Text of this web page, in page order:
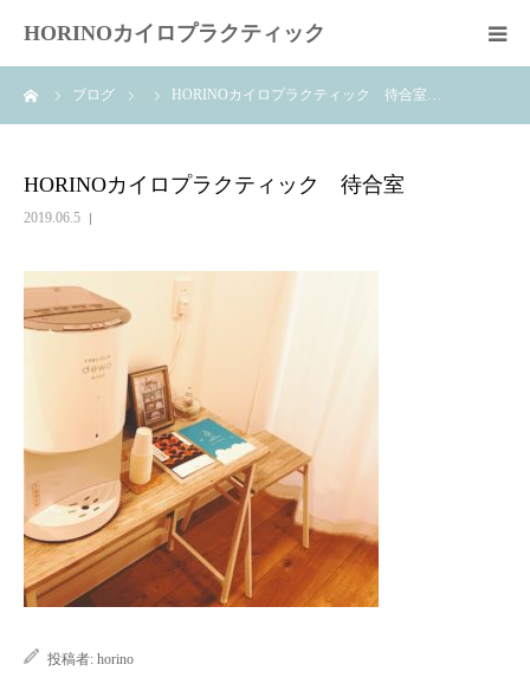
HORINOカイロプラクティック
ブログ HORINOカイロプラクティック 待合室…
HORINOカイロプラクティック 待合室
2019.06.5
投稿者: horino
はじめての方へ
交通案内
施術の流れ
症状別
問合せ
Q&A